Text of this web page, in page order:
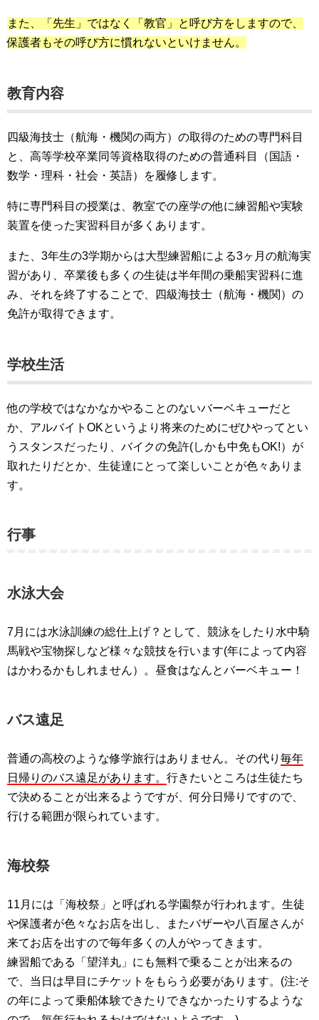
また、「先生」ではなく「教官」と呼び方をしますので、
保護者もその呼び方に慣れないといけません。
教育内容
四級海技士（航海・機関の両方）の取得のための専門科目
と、高等学校卒業同等資格取得のための普通科目（国語・
数学・理科・社会・英語）を履修します。
特に専門科目の授業は、教室での座学の他に練習船や実験
装置を使った実習科目が多くあります。
また、3年生の3学期からは大型練習船による3ヶ月の航海実
習があり、卒業後も多くの生徒は半年間の乗船実習科に進
み、それを終了することで、四級海技士（航海・機関）の
免許が取得できます。
学校生活
他の学校ではなかなかやることのないバーベキューだと
か、アルバイトOKというより将来のためにぜひやってとい
うスタンスだったり、バイクの免許(しかも中免もOK!）が
取れたりだとか、生徒達にとって楽しいことが色々ありま
す。
行事
水泳大会
7月には水泳訓練の総仕上げ？として、競泳をしたり水中騎
馬戦や宝物探しなど様々な競技を行います(年によって内容
はかわるかもしれません）。昼食はなんとバーベキュー！
バス遠足
普通の高校のような修学旅行はありません。その代り 毎年
日帰りのバス遠足があります。 行きたいところは生徒たち
で決めることが出来るようですが、何分日帰りですので、
行ける範囲が限られています。
海校祭
11月には「海校祭」と呼ばれる学園祭が行われます。生徒
や保護者が色々なお店を出し、またバザーや八百屋さんが
来てお店を出すので毎年多くの人がやってきます。
練習船である「望洋丸」にも無料で乗ることが出来るの
で、当日は早目にチケットをもらう必要があります。(注:そ
の年によって乗船体験できたりできなかったりするような